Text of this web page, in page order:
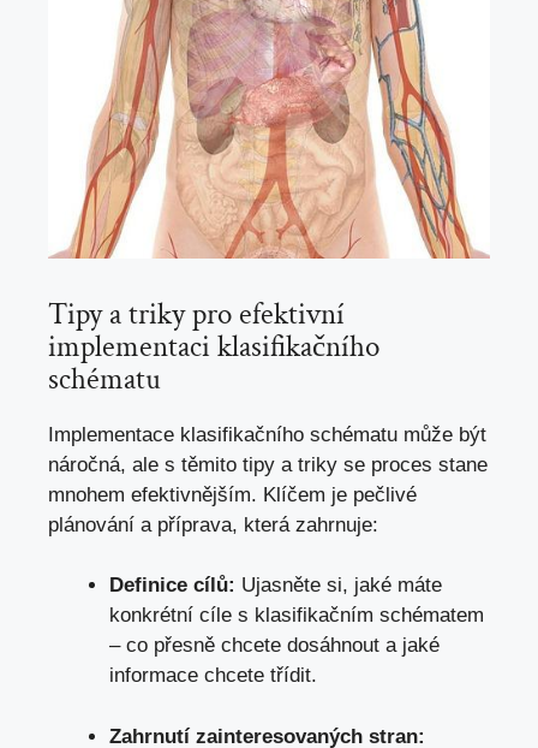
Tipy a triky pro‌ efektivní
implementaci klasifikačního
schématu
Implementace klasifikačního schématu‌ může být
náročná, ale s těmito⁤ tipy a triky se proces stane
mnohem efektivnějším. Klíčem je pečlivé
plánování a příprava, která zahrnuje:
Definice cílů: Ujasněte⁢ si, jaké máte
konkrétní ⁢cíle s klasifikačním schématem
‍– co přesně chcete dosáhnout a jaké
informace chcete třídit.
Zahrnutí zainteresovaných stran: